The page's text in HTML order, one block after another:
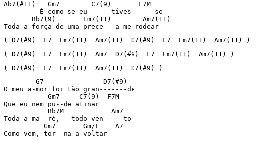
Ab7(#11)   Gm7        C7(9)       F7M
         É como se eu      tives------se
       Bb7(9)       Em7(11)        Am7(11)
Toda a força de uma prece   a me rodear
( D7(#9)  F7  Em7(11)  Am7(11)  D7(#9)  F7  Em7(11)  Am7(11) )
( D7(#9)  F7  Em7(11)  Am7  D7(#9)  F7  Em7(11)  Am7(11) )
( D7(#9)  F7  Em7(11)  Am7(11)  D7(#9) )
        G7               D7(#9)
O meu a-mor foi tão gran-------de
           Gm7     C7(9)  F7M
Que eu nem pu--de atinar
           Bb7M            Am7
Toda a ma--ré,   todo ven-----to
          Gm7       Gm/F    A7
Como vem, tor--na a voltar